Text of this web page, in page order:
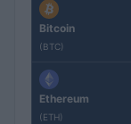
Bitcoin
(BTC)
Ethereum
(ETH)